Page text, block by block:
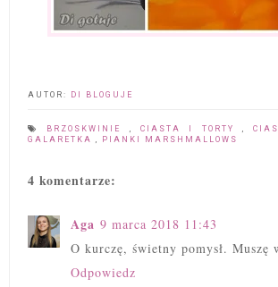
AUTOR: DI BLOGUJE
BRZOSKWINIE CIASTA I TORTY ,
GALARETKA
PIANKI MARSHMALLOWS
4 komentarze:
Aga 9 marca 2018 11:43
O kurczę, świetny pomysł. Muszę
Odpowiedz